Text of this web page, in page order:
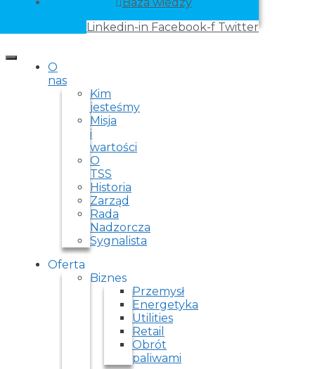
Linkedin-in Facebook-f Twitter
O
nas
Kim
jesteśmy
Misja
i
wartości
O
TSS
Historia
Zarząd
Rada
Nadzorcza
Sygnalista
Oferta
Biznes
Przemysł
Energetyka
Utilities
Retail
Obrót
paliwami